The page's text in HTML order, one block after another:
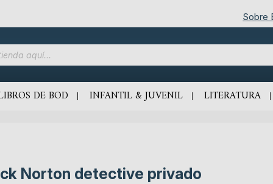
Sobre
DE BOD INFANTIL & JUVENIL LITERATURA
Norton detective privado